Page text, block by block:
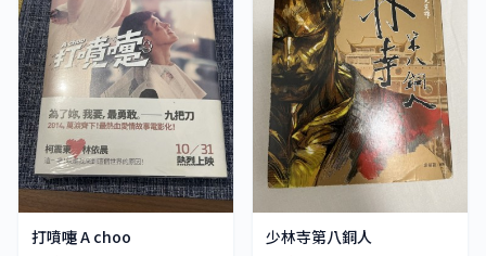
打噴嚏 A choo
少林寺第八銅人